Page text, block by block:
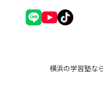
横浜の学習塾な